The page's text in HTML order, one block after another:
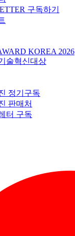
구독하기
KOREA 2026
술혁신대상
정기구독
판매처
터 구독